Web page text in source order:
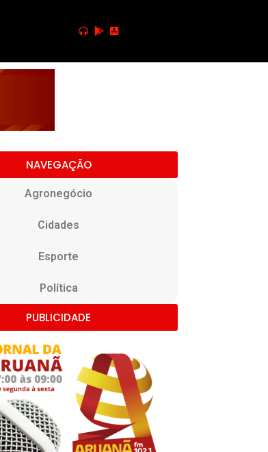
NAVEGAÇÃO
Agronegócio
Cidades
Esporte
Política
PUBLICIDADE